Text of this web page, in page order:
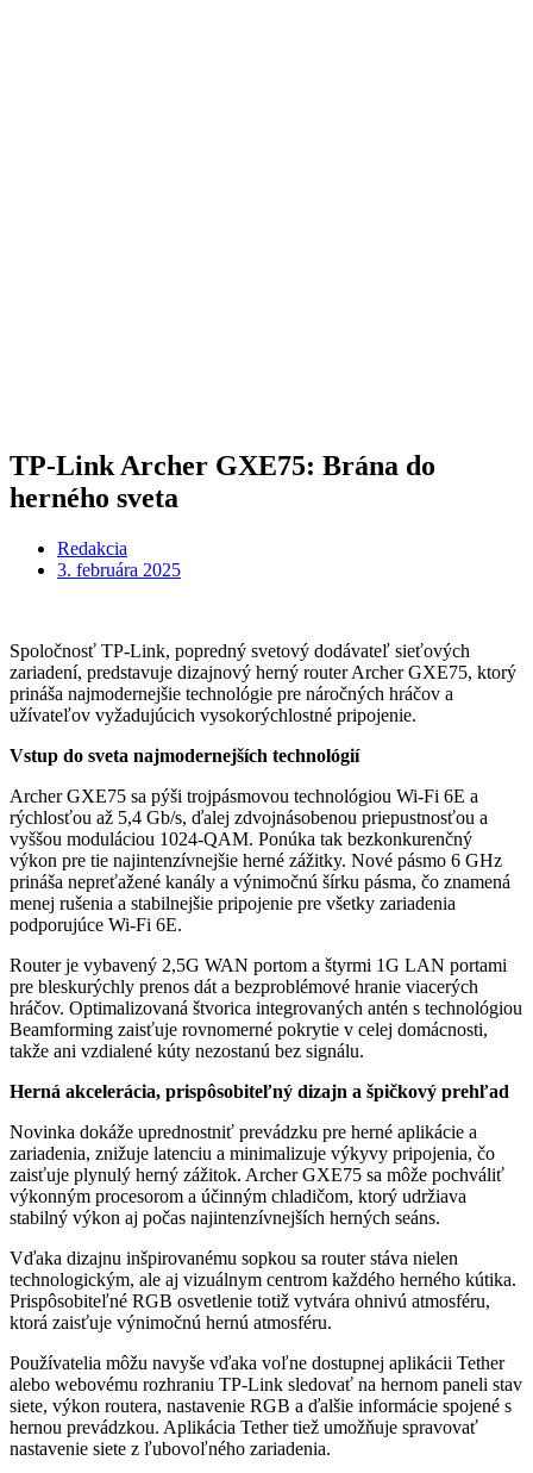
TP-Link Archer GXE75: Brána do
herného sveta
Redakcia
3. februára 2025
Spoločnosť TP-Link, popredný svetový dodávateľ sieťových
zariadení, predstavuje dizajnový herný router Archer GXE75, ktorý
prináša najmodernejšie technológie pre náročných hráčov a
užívateľov vyžadujúcich vysokorýchlostné pripojenie.
Vstup do sveta najmodernejších technológií
Archer GXE75 sa pýši trojpásmovou technológiou Wi-Fi 6E a
rýchlosťou až 5,4 Gb/s, ďalej zdvojnásobenou priepustnosťou a
vyššou moduláciou 1024-QAM. Ponúka tak bezkonkurenčný
výkon pre tie najintenzívnejšie herné zážitky. Nové pásmo 6 GHz
prináša nepreťažené kanály a výnimočnú šírku pásma, čo znamená
menej rušenia a stabilnejšie pripojenie pre všetky zariadenia
podporujúce Wi-Fi 6E.
Router je vybavený 2,5G WAN portom a štyrmi 1G LAN portami
pre bleskurýchly prenos dát a bezproblémové hranie viacerých
hráčov. Optimalizovaná štvorica integrovaných antén s technológiou
Beamforming zaisťuje rovnomerné pokrytie v celej domácnosti,
takže ani vzdialené kúty nezostanú bez signálu.
Herná akcelerácia, prispôsobiteľný dizajn a špičkový prehľad
Novinka dokáže uprednostniť prevádzku pre herné aplikácie a
zariadenia, znižuje latenciu a minimalizuje výkyvy pripojenia, čo
zaisťuje plynulý herný zážitok. Archer GXE75 sa môže pochváliť
výkonným procesorom a účinným chladičom, ktorý udržiava
stabilný výkon aj počas najintenzívnejších herných seáns.
Vďaka dizajnu inšpirovanému sopkou sa router stáva nielen
technologickým, ale aj vizuálnym centrom každého herného kútika.
Prispôsobiteľné RGB osvetlenie totiž vytvára ohnivú atmosféru,
ktorá zaisťuje výnimočnú hernú atmosféru.
Používatelia môžu navyše vďaka voľne dostupnej aplikácii Tether
alebo webovému rozhraniu TP-Link sledovať na hernom paneli stav
siete, výkon routera, nastavenie RGB a ďalšie informácie spojené s
hernou prevádzkou. Aplikácia Tether tiež umožňuje spravovať
nastavenie siete z ľubovoľného zariadenia.